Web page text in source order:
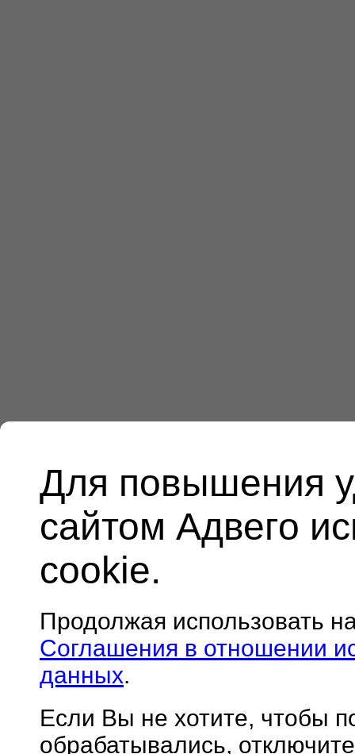
Для повышения
сайтом Адвего
cookie.
Продолжая использовать
Соглашения в отношении
данных.
Если Вы не хотите, чтобы
обрабатывались,